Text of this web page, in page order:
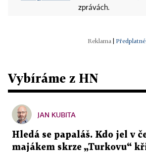
zprávách.
Vybíráme z HN
JAN KUBITA
Hledá se papaláš. Kdo jel v
majákem skrze „Turkovu“